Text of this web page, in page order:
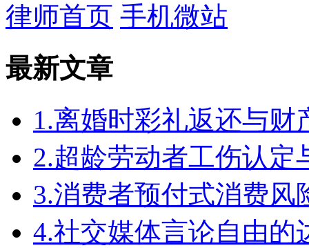
律师首页 手机微站
最新文章
1.离婚时彩礼返还与财
2.超龄劳动者工伤认定
3.消费者预付式消费风
4.社交媒体言论自由